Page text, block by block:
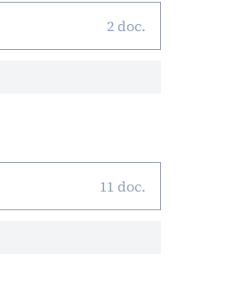
2 doc.
11 doc.